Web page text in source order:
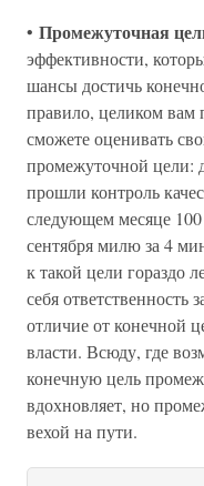
• Промежуточная
эффективности,
шансы достичь
правило, целиком вам
сможете оценивать
промежуточной цели:
прошли контроль
следующем месяце 100
сентября милю за 4
к такой цели гораздо
себя ответственность
отличие от конечной
власти. Всюду, где
конечную цель
вдохновляет, но
вехой на пути.